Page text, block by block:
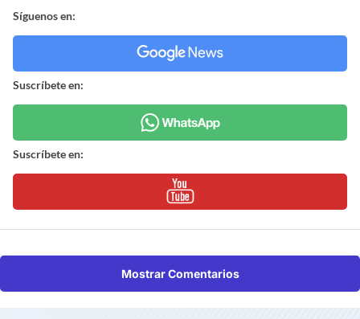
Síguenos en:
Suscríbete en:
Suscríbete en:
Mostrar Comentarios